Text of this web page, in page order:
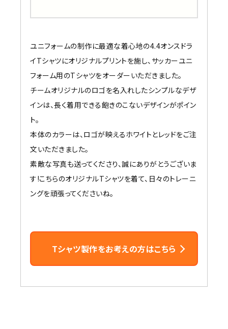
ユニフォームの制作に最適な着心地の4.4オンスドラ
イTシャツにオリジナルプリントを施し、サッカーユニ
フォーム用のTシャツをオーダーいただきました。
チームオリジナルのロゴを名入れしたシンプルなデザ
インは、長く着用できる飽きのこないデザインがポイン
ト。
本体のカラーは、ロゴが映えるホワイトとレッドをご注
文いただきました。
素敵な写真も送ってくださり、誠にありがとうございま
す!こちらのオリジナルTシャツを着て、日々のトレーニ
ングを頑張ってくださいね。
Tシャツ製作をお考えの方はこちら